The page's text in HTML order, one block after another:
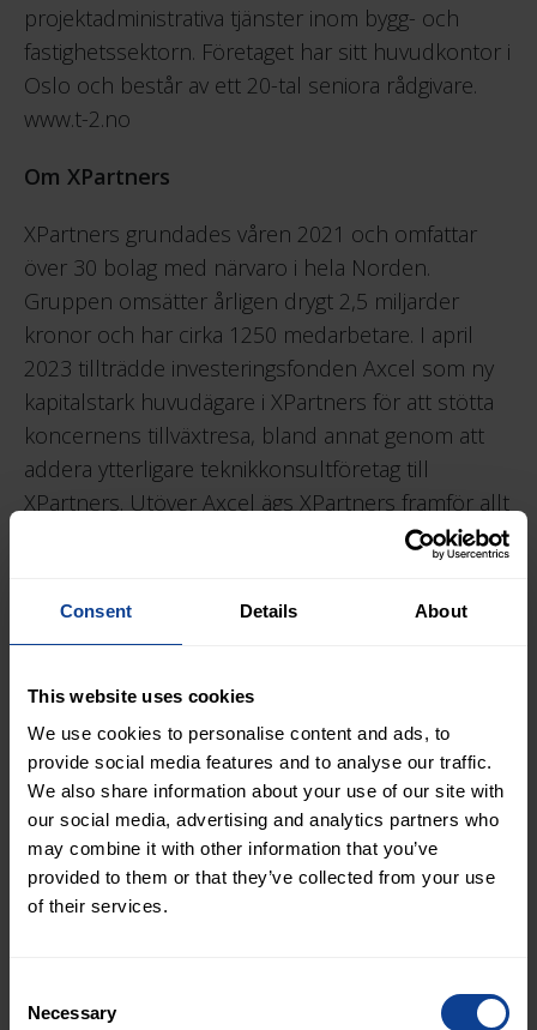
Consent Details About
This website uses cookies
We use cookies to personalise content and ads, to
provide social media features and to analyse our traffic.
We also share information about your use of our site with
our social media, advertising and analytics partners who
may combine it with other information that you’ve
provided to them or that they’ve collected from your use
of their services.
Selection
Necessary
projektadministrativa tjänster inom bygg- och
fastighetssektorn. Företaget har sitt huvudkontor i
Oslo och består av ett 20-tal seniora rådgivare.
www.t-2.no
Om XPartners
XPartners grundades våren 2021 och omfattar
över 30 bolag med närvaro i hela Norden.
Gruppen omsätter årligen drygt 2,5 miljarder
kronor och har cirka 1250 medarbetare. I april
2023 tillträdde investeringsfonden Axcel som ny
kapitalstark huvudägare i XPartners för att stötta
koncernens tillväxtresa, bland annat genom att
addera ytterligare teknikkonsultföretag till
XPartners. Utöver Axcel ägs XPartners framför allt
av tidigare delägare till de respektive bolagen.